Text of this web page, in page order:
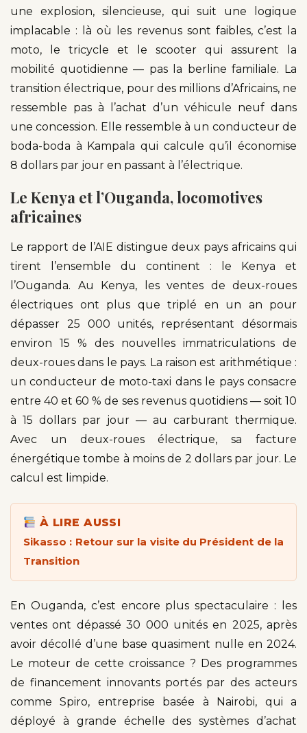
une explosion, silencieuse, qui suit une logique
implacable : là où les revenus sont faibles, c’est la
moto, le tricycle et le scooter qui assurent la
mobilité quotidienne — pas la berline familiale. La
transition électrique, pour des millions d’Africains, ne
ressemble pas à l’achat d’un véhicule neuf dans
une concession. Elle ressemble à un conducteur de
boda-boda à Kampala qui calcule qu’il économise
8 dollars par jour en passant à l’électrique.
Le Kenya et l’Ouganda, locomotives
africaines
Le rapport de l’AIE distingue deux pays africains qui
tirent l’ensemble du continent : le Kenya et
l’Ouganda. Au Kenya, les ventes de deux-roues
électriques ont plus que triplé en un an pour
dépasser 25 000 unités, représentant désormais
environ 15 % des nouvelles immatriculations de
deux-roues dans le pays. La raison est arithmétique :
un conducteur de moto-taxi dans le pays consacre
entre 40 et 60 % de ses revenus quotidiens — soit 10
à 15 dollars par jour — au carburant thermique.
Avec un deux-roues électrique, sa facture
énergétique tombe à moins de 2 dollars par jour. Le
calcul est limpide.
À LIRE AUSSI
Sikasso : Retour sur la visite du Président de la
Transition
En Ouganda, c’est encore plus spectaculaire : les
ventes ont dépassé 30 000 unités en 2025, après
avoir décollé d’une base quasiment nulle en 2024.
Le moteur de cette croissance ? Des programmes
de financement innovants portés par des acteurs
comme Spiro, entreprise basée à Nairobi, qui a
déployé à grande échelle des systèmes d’achat